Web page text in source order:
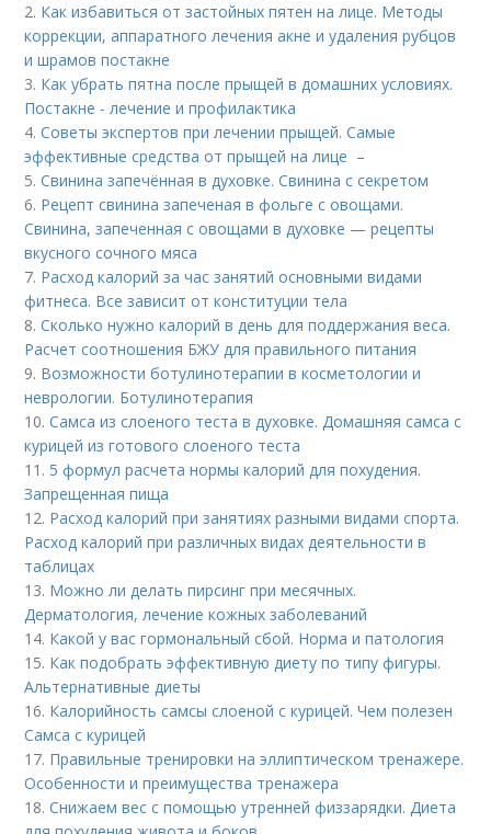
2. Как избавиться от застойных пятен на лице. Методы
коррекции, аппаратного лечения акне и удаления рубцов
и шрамов постакне
3. Как убрать пятна после прыщей в домашних условиях.
Постакне - лечение и профилактика
4.Советы экспертов при лечении прыщей. Самые
эффективные средства от прыщей на лице –
5.Свинина запечённая в духовке. Свинина с секретом
6. Рецепт свинина запеченая в фольге с овощами.
Свинина, запеченная с овощами в духовке — рецепты
вкусного сочного мяса
7. Расход калорий за час занятий основными видами
фитнеса. Все зависит от конституции тела
8.Сколько нужно калорий в день для поддержания веса.
Расчет соотношения БЖУ для правильного питания
9. Возможности ботулинотерапии в косметологии и
неврологии. Ботулинотерапия
10.Самса из слоеного теста в духовке. Домашняя самса с
курицей из готового слоеного теста
11. 5 формул расчета нормы калорий для похудения.
Запрещенная пища
12. Расход калорий при занятиях разными видами спорта.
Расход калорий при различных видах деятельности в
таблицах
13. Можно ли делать пирсинг при месячных.
Дерматология, лечение кожных заболеваний
14. Какой у вас гормональный сбой. Норма и патология
15. Как подобрать эффективную диету по типу фигуры.
Альтернативные диеты
16. Калорийность самсы слоеной с курицей. Чем полезен
Самса с курицей
17. Правильные тренировки на эллиптическом тренажере.
Особенности и преимущества тренажера
18.Снижаем вес с помощью утренней физзарядки. Диета